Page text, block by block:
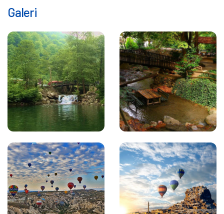
Galeri